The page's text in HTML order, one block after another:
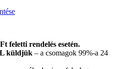
feletti rendelés esetén.
küldjük – a csomagok 99%-a 24